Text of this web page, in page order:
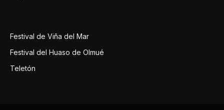
Festival de Viña del Mar
Festival del Huaso de Olmué
Teletón